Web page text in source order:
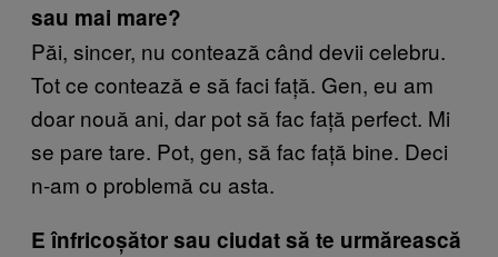
sau mai mare?
Păi, sincer, nu contează când devii celebru.
Tot ce contează e să faci față. Gen, eu am
doar nouă ani, dar pot să fac față perfect. Mi
se pare tare. Pot, gen, să fac față bine. Deci
n-am o problemă cu asta.
E înfricoșător sau ciudat să te urmărească